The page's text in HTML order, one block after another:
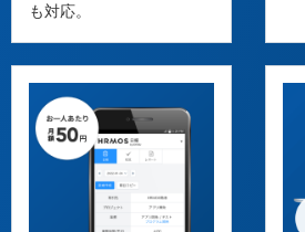
も対応。